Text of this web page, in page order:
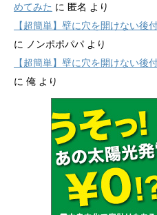
めてみた に 匿名 より
【超簡単】壁に穴を開けない後
に
ノンポポパパ より
【超簡単】壁に穴を開けない後
に 俺 より